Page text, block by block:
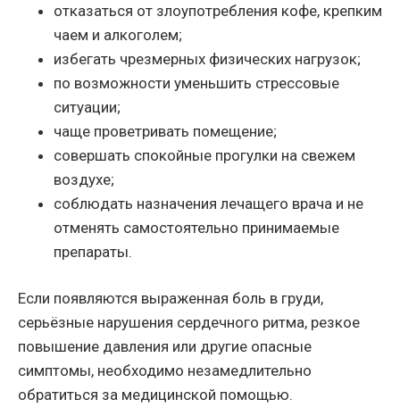
отказаться от злоупотребления кофе, крепким
чаем и алкоголем;
избегать чрезмерных физических нагрузок;
по возможности уменьшить стрессовые
ситуации;
чаще проветривать помещение;
совершать спокойные прогулки на свежем
воздухе;
соблюдать назначения лечащего врача и не
отменять самостоятельно принимаемые
препараты.
Если появляются выраженная боль в груди,
серьёзные нарушения сердечного ритма, резкое
повышение давления или другие опасные
симптомы, необходимо незамедлительно
обратиться за медицинской помощью.